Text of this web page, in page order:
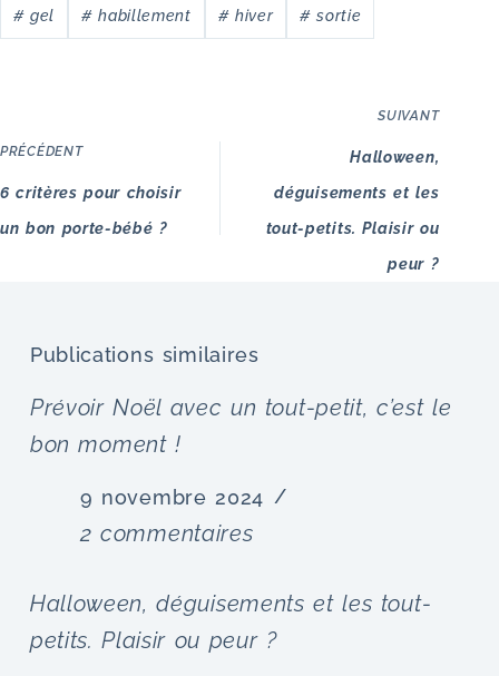
#gel #habillement #hiver #sortie
PRÉCÉDENT
6 critères pour choisir
un bon porte-bébé ?
SUIVANT
Halloween,
déguisements et les
tout-petits. Plaisir ou
peur ?
Publications similaires
Prévoir Noël avec un tout-petit, c’est le
bon moment !
9 novembre 2024
2 commentaires
Halloween, déguisements et les tout-
petits. Plaisir ou peur ?